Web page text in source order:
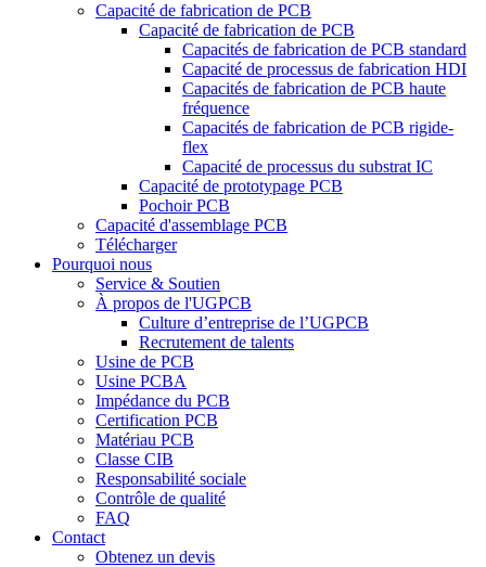
Capacité de fabrication de PCB
Capacité de fabrication de PCB
Capacités de fabrication de PCB standard
Capacité de processus de fabrication HDI
Capacités de fabrication de PCB haute
fréquence
Capacités de fabrication de PCB rigide-
flex
Capacité de processus du substrat IC
Capacité de prototypage PCB
Pochoir PCB
Capacité d'assemblage PCB
Télécharger
Pourquoi nous
Service & Soutien
À propos de l'UGPCB
Culture d’entreprise de l’UGPCB
Recrutement de talents
Usine de PCB
Usine PCBA
Impédance du PCB
Certification PCB
Matériau PCB
Classe CIB
Responsabilité sociale
Contrôle de qualité
FAQ
Contact
Obtenez un devis